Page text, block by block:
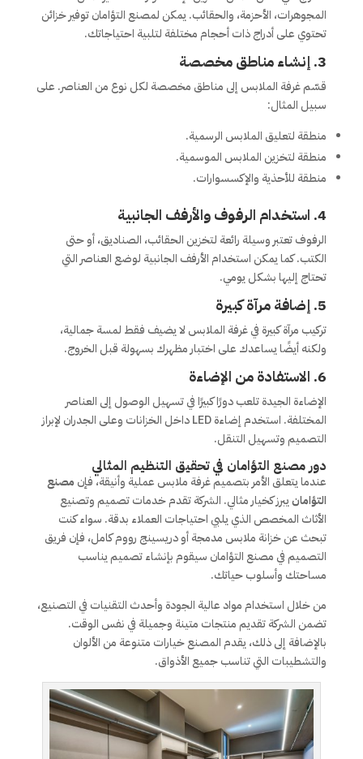
المجوهرات، الأحزمة، والحقائب. يمكن لمصنع التؤامان توفير خزائن
تحتوي على أدراج ذات أحجام مختلفة لتلبية احتياجاتك.
3. إنشاء مناطق مخصصة
قسّم غرفة الملابس إلى مناطق مخصصة لكل نوع من العناصر. على
سبيل المثال:
منطقة لتعليق الملابس الرسمية.
منطقة لتخزين الملابس الموسمية.
منطقة للأحذية والإكسسوارات.
4. استخدام الرفوف والأرفف الجانبية
الرفوف تعتبر وسيلة رائعة لتخزين الحقائب، الصناديق، أو حتى
الكتب. كما يمكن استخدام الأرفف الجانبية لوضع العناصر التي
تحتاج إليها بشكل يومي.
5. إضافة مرآة كبيرة
تركيب مرآة كبيرة في غرفة الملابس لا يضيف فقط لمسة جمالية،
ولكنه أيضًا يساعدك على اختبار مظهرك بسهولة قبل الخروج.
6. الاستفادة من الإضاءة
الإضاءة الجيدة تلعب دورًا كبيرًا في تسهيل الوصول إلى العناصر
المختلفة. استخدم إضاءة LED داخل الخزانات وعلى الجدران لإبراز
التصميم وتسهيل التنقل.
دور مصنع التؤامان في تحقيق التنظيم المثالي
عندما يتعلق الأمر بتصميم غرفة ملابس عملية وأنيقة، فإن مصنع
التؤامانيبرز كخيار مثالي. الشركة تقدم خدمات تصميم وتصنيع
الأثاث المخصص الذي يلبي احتياجات العملاء بدقة. سواء كنت
تبحث عن خزانة ملابس مدمجة أو دريسينج رووم كامل، فإن فريق
التصميم في مصنع التؤامان سيقوم بإنشاء تصميم يناسب
مساحتك وأسلوب حياتك.
من خلال استخدام مواد عالية الجودة وأحدث التقنيات في التصنيع،
تضمن الشركة تقديم منتجات متينة وجميلة في نفس الوقت.
بالإضافة إلى ذلك، يقدم المصنع خيارات متنوعة من الألوان
والتشطيبات التي تناسب جميع الأذواق.